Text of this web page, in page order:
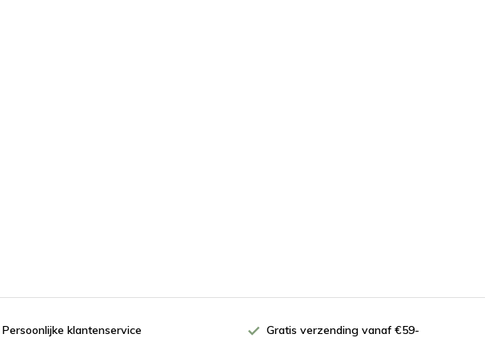
Persoonlijke klantenservice Gratis verzending vanaf €59-